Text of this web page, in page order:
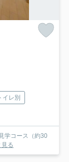
イレ別
学コース（約30
見る